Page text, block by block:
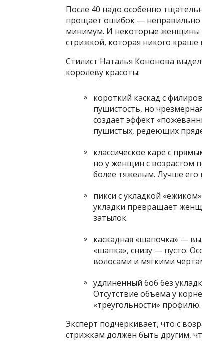
После 40 надо особенно
прощает ошибок — неправильно
минимум. И некоторые женщины
стрижкой, которая никого краше
Стилист Наталья Кононова
королеву красоты:
короткий каскад с
пушистость, но
создает эффект
пушистых, редеющих
классическое каре с
но у женщин с возрастом
более тяжелым. Лучше его
пикси с укладкой
укладки превращает
затылок.
каскадная «шапочка» —
«шапка», снизу — пусто.
волосами и мягкими
удлиненный боб без
Отсутствие объема у
«треугольности» профилю.
Эксперт подчеркивает, что с
стрижкам должен быть другим,